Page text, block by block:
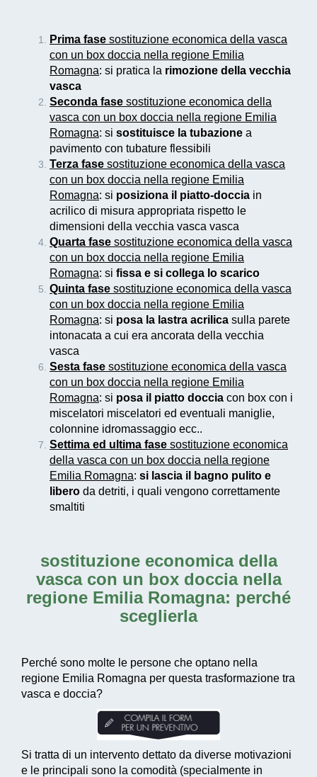
Prima fase sostituzione economica della vasca
con un box doccia nella regione Emilia
Romagna: si pratica la rimozione della vecchia
vasca
Seconda fase sostituzione economica della
vasca con un box doccia nella regione Emilia
Romagna: si sostituisce la tubazione a
pavimento con tubature flessibili
Terza fase sostituzione economica della vasca
con un box doccia nella regione Emilia
Romagna: si posiziona il piatto-doccia in
acrilico di misura appropriata rispetto le
dimensioni della vecchia vasca vasca
Quarta fase sostituzione economica della vasca
con un box doccia nella regione Emilia
Romagna: si fissa e si collega lo scarico
Quinta fase sostituzione economica della vasca
con un box doccia nella regione Emilia
Romagna: si posa la lastra acrilica sulla parete
intonacata a cui era ancorata della vecchia
vasca
Sesta fase sostituzione economica della vasca
con un box doccia nella regione Emilia
Romagna: si posa il piatto doccia con box con i
miscelatori miscelatori ed eventuali maniglie,
colonnine idromassaggio ecc..
Settima ed ultima fase sostituzione economica
della vasca con un box doccia nella regione
Emilia Romagna: si lascia il bagno pulito e
libero da detriti, i quali vengono correttamente
smaltiti
sostituzione economica della
vasca con un box doccia nella
regione Emilia Romagna: perché
sceglierla
Perché sono molte le persone che optano nella
regione Emilia Romagna per questa trasformazione tra
vasca e doccia?
Si tratta di un intervento dettato da diverse motivazioni
e le principali sono la comodità (specialmente in